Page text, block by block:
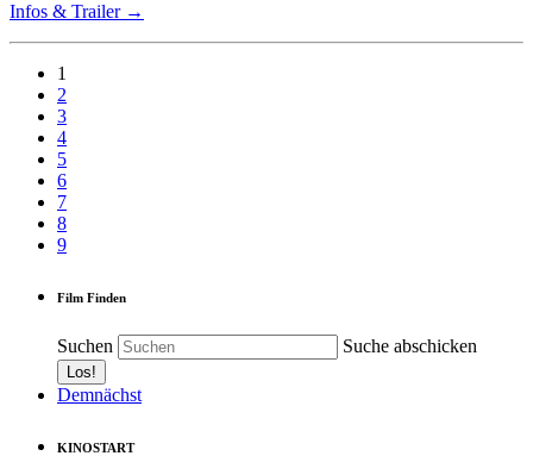
Infos & Trailer →
1
2
3
4
5
6
7
8
9
Film Finden
Suchen Suche abschicken
Demnächst
KINOSTART